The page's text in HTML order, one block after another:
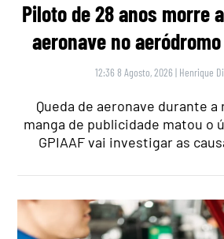
Piloto de 28 anos morre
aeronave no
12:36 8 Agosto, 2026 | Henrique
Queda de aeronave durante a
manga de publicidade matou o
GPIAAF vai investigar as